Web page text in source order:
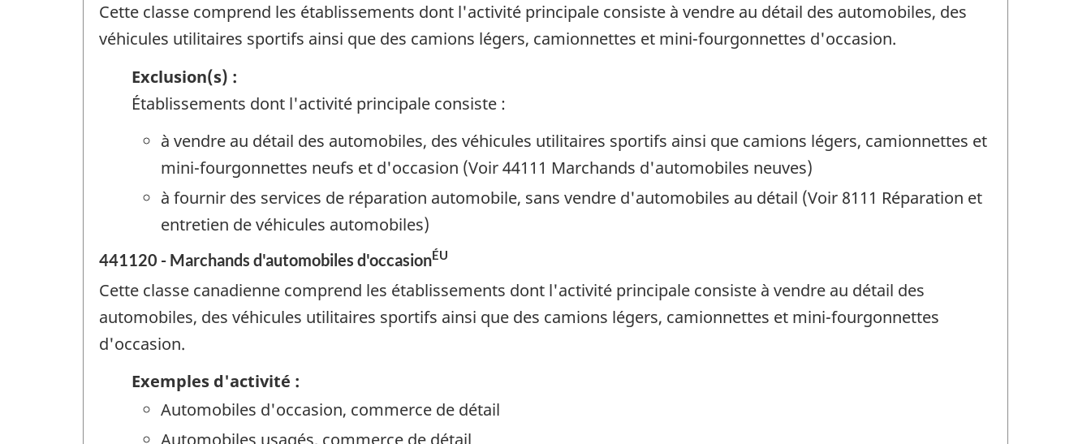
Cette classe comprend les établissements dont l'activité principale consiste à vendre au détail des automobiles, des
véhicules utilitaires sportifs ainsi que des camions légers, camionnettes et mini-fourgonnettes d'occasion.
Exclusion(s) :
Établissements dont l'activité principale consiste :
à vendre au détail des automobiles, des véhicules utilitaires sportifs ainsi que camions légers, camionnettes et
mini-fourgonnettes neufs et d'occasion (Voir 44111 Marchands d'automobiles neuves)
à fournir des services de réparation automobile, sans vendre d'automobiles au détail (Voir 8111 Réparation et
entretien de véhicules automobiles)
441120 - Marchands d'automobiles d'occasionÉU
Cette classe canadienne comprend les établissements dont l'activité principale consiste à vendre au détail des
automobiles, des véhicules utilitaires sportifs ainsi que des camions légers, camionnettes et mini-fourgonnettes
d'occasion.
Exemples d'activité :
Automobiles d'occasion, commerce de détail
Automobiles usagés, commerce de détail